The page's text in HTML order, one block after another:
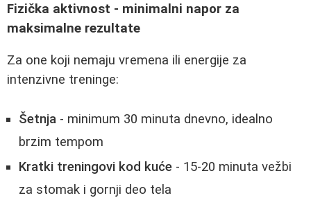
Fizička aktivnost - minimalni napor za
maksimalne rezultate
Za one koji nemaju vremena ili energije za
intenzivne treninge:
Šetnja - minimum 30 minuta dnevno, idealno
brzim tempom
Kratki treningovi kod kuće - 15-20 minuta vežbi
za stomak i gornji deo tela